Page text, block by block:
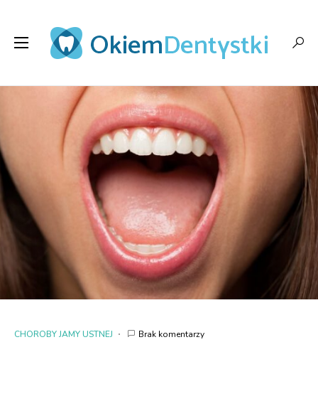
CHOROBY JAMY USTNEJ Brak komentarzy